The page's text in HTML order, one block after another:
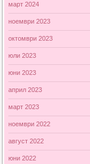
март 2024
ноември 2023
октомври 2023
юли 2023
юни 2023
април 2023
март 2023
ноември 2022
август 2022
юни 2022